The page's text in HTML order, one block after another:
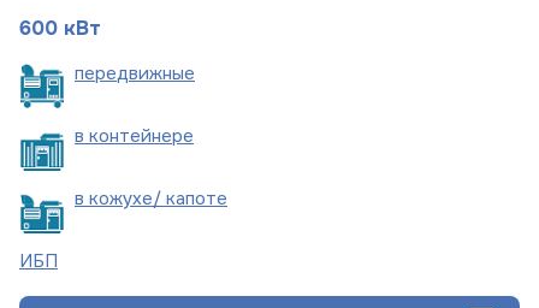
600 кВт
передвижные
в контейнере
в кожухе/ капоте
ИБП